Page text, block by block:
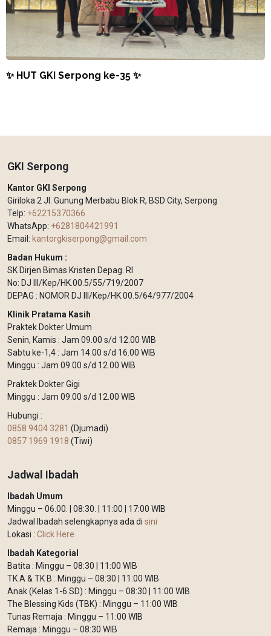
✨ HUT GKI Serpong ke-35 ✨
GKI Serpong
Kantor GKI Serpong
Giriloka 2 Jl. Gunung Merbabu Blok R, BSD City, Serpong
Telp: +62215370366
WhatsApp: +6281804421991
Email: kantorgkiserpong@gmail.com
Badan Hukum :
SK Dirjen Bimas Kristen Depag. RI
No: DJ III/Kep/HK.00.5/55/719/2007
DEPAG : NOMOR DJ III/Kep/HK.00.5/64/977/2004
Klinik Pratama Kasih
Praktek Dokter Umum
Senin, Kamis : Jam 09.00 s/d 12.00 WIB
Sabtu ke-1,4 : Jam 14.00 s/d 16.00 WIB
Minggu : Jam 09.00 s/d 12.00 WIB
Praktek Dokter Gigi
Minggu : Jam 09.00 s/d 12.00 WIB
Hubungi :
0858 9404 3281 (Djumadi)
0857 1969 1918 (Tiwi)
Jadwal Ibadah
Ibadah Umum
Minggu – 06.00. | 08:30. | 11:00 | 17:00 WIB
Jadwal Ibadah selengkapnya ada di sini
Lokasi : Click Here
Ibadah Kategorial
Batita : Minggu – 08:30 | 11:00 WIB
TK A & TK B : Minggu – 08:30 | 11:00 WIB
Anak (Kelas 1-6 SD) : Minggu – 08:30 | 11:00 WIB
The Blessing Kids (TBK) : Minggu – 11:00 WIB
Tunas Remaja : Minggu – 11:00 WIB
Remaja : Minggu – 08:30 WIB